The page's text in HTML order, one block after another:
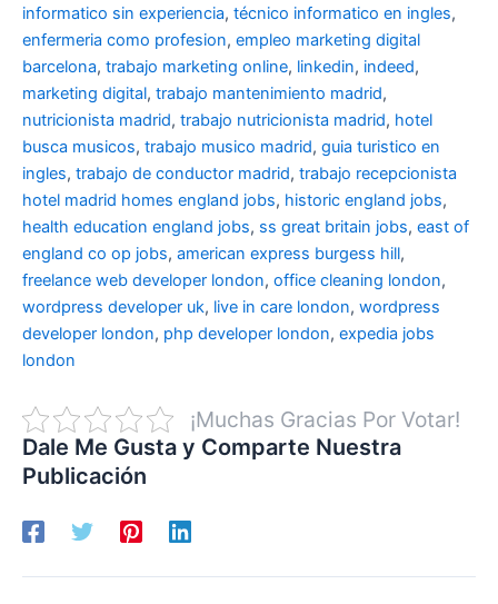
informatico sin experiencia, técnico informatico en ingles,
enfermeria como profesion, empleo marketing digital
barcelona, trabajo marketing online, linkedin, indeed,
marketing digital, trabajo mantenimiento madrid,
nutricionista madrid, trabajo nutricionista madrid, hotel
busca musicos, trabajo musico madrid, guia turistico en
ingles, trabajo de conductor madrid, trabajo recepcionista
hotel madrid homes england jobs, historic england jobs,
health education england jobs, ss great britain jobs, east of
england co op jobs, american express burgess hill,
freelance web developer london, office cleaning london,
wordpress developer uk, live in care london, wordpress
developer london, php developer london, expedia jobs
london
¡Muchas Gracias Por Votar!
Dale Me Gusta y Comparte Nuestra
Publicación